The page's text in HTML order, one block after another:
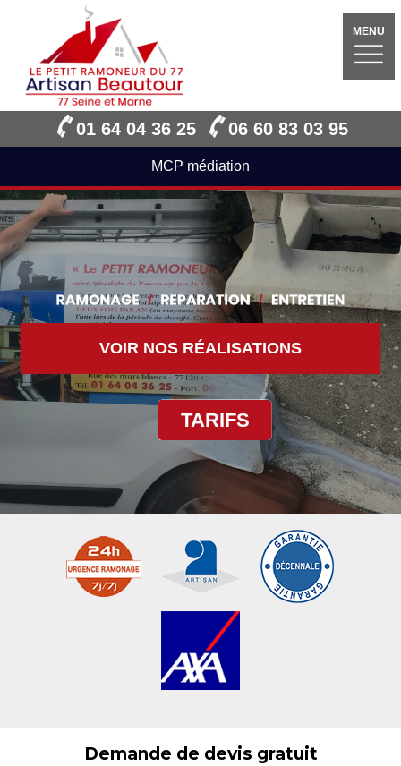
MENU
01 64 04 36 25 06 60 83 03 95
MCP médiation
VOIR NOS RÉALISATIONS
TARIFS
Demande de devis gratuit